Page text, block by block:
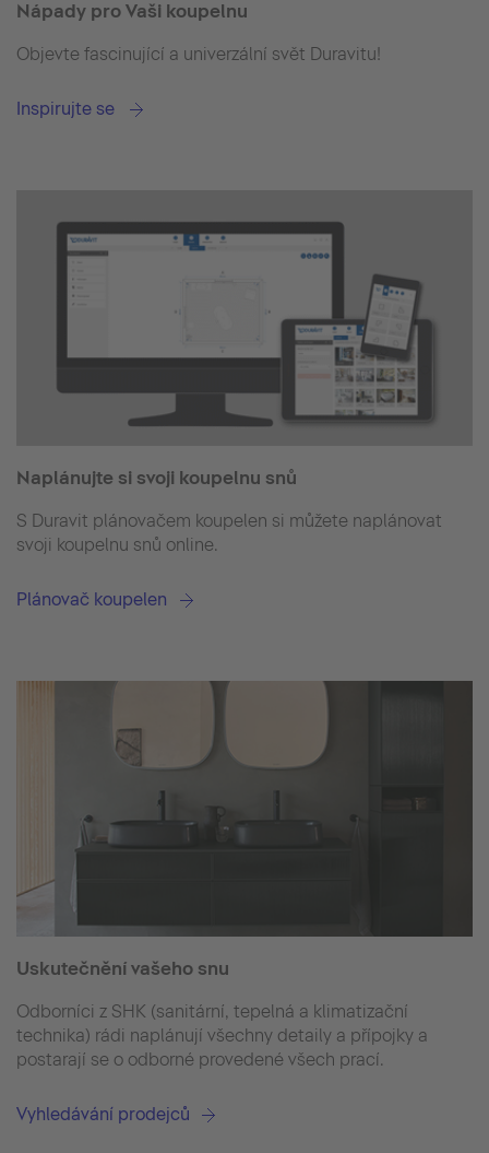
Nápady pro Vaši koupelnu
Objevte fascinující a univerzální svět Duravitu!
Inspirujte se
Naplánujte si svoji koupelnu snů
S Duravit plánovačem koupelen si můžete naplánovat
svoji koupelnu snů online.
Plánovač koupelen
Uskutečnění vašeho snu
Odborníci z SHK (sanitární, tepelná a klimatizační
technika) rádi naplánují všechny detaily a přípojky a
postarají se o odborné provedené všech prací.
Vyhledávání prodejců